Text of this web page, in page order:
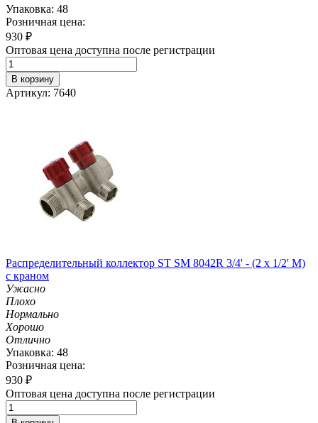
Упаковка: 48
Розничная цена:
930 ₽
Оптовая цена доступна после регистрации
В корзину
Артикул: 7640
Распределительный коллектор ST SM 8042R 3/4' - (2 x 1/2' M)
с краном
Ужасно
Плохо
Нормально
Хорошо
Отлично
Упаковка: 48
Розничная цена:
930 ₽
Оптовая цена доступна после регистрации